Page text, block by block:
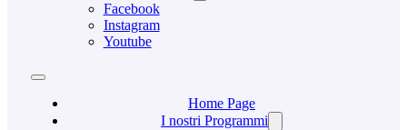
Facebook
Instagram
Youtube
Home Page
I nostri Programmi